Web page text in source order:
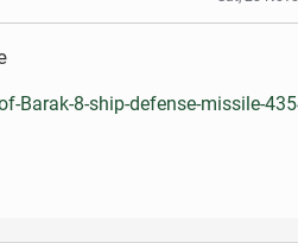
Barak-8-ship-defense-missile-